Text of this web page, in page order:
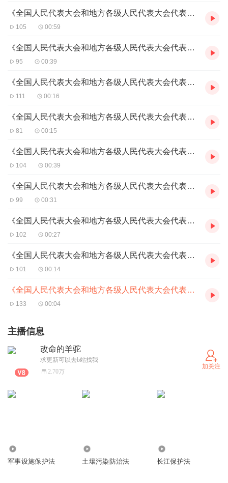
《全国人民代表大会和地方各级人民代表大会代表法》第44条
105 00:59
《全国人民代表大会和地方各级人民代表大会代表法》第45条
95 00:39
《全国人民代表大会和地方各级人民代表大会代表法》第46条
111 00:16
《全国人民代表大会和地方各级人民代表大会代表法》第47条
81 00:15
《全国人民代表大会和地方各级人民代表大会代表法》第48条
104 00:39
《全国人民代表大会和地方各级人民代表大会代表法》第49条
99 00:31
《全国人民代表大会和地方各级人民代表大会代表法》第50条
102 00:27
《全国人民代表大会和地方各级人民代表大会代表法》第51条
101 00:14
《全国人民代表大会和地方各级人民代表大会代表法》第52条
133 00:04
主播信息
改命的羊驼
求更新可以去b站找我
2.70万
加关注
军事设施保护法 土壤污染防治法 长江保护法